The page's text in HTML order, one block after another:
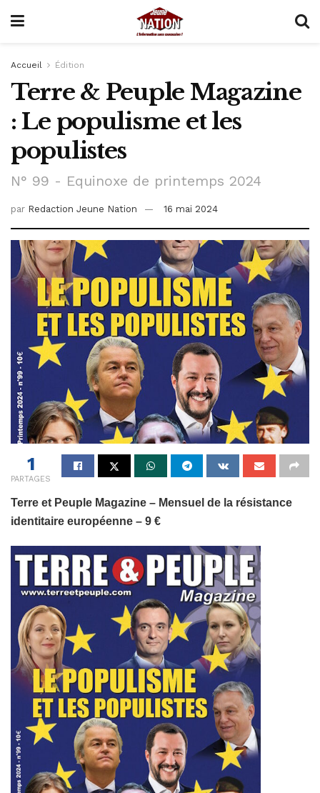
Accueil Édition
Terre & Peuple Magazine
: Le populisme et les
populistes
N° 99 - Equinoxe de printemps 2024
par Redaction Jeune Nation 16 mai 2024
1
PARTAGES
Terre et Peuple Magazine – Mensuel de la résistance
identitaire européenne – 9 €